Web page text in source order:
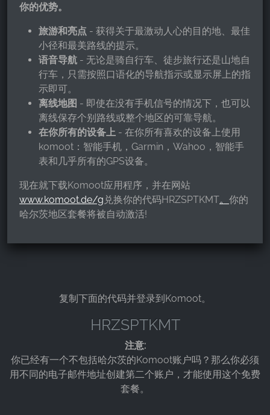
你的优势。
旅游和亮点 - 获得关于最激动人心的目的地、最佳
小径和最美路线的提示。
语音导航 - 无论是骑自行车、徒步旅行还是山地自
行车，只需按照口语化的导航指示或显示屏上的指
示即可。
离线地图 - 即使在没有手机信号的情况下，也可以
离线保存个别路线或整个地区的可靠导航。
在你所有的设备上 - 在你所有喜欢的设备上使用
komoot：智能手机，Garmin，Wahoo，智能手
表和几乎所有的GPS设备。
现在就下载Komoot应用程序，并在网站
www.komoot.de/g 兑换你的代码HRZSPTKMT。 你的
哈尔茨地区套餐将被自动激活!
复制下面的代码并登录到Komoot。
HRZSPTKMT
注意:
你已经有一个不包括哈尔茨的Komoot账户吗？那么你必须
用不同的电子邮件地址创建第二个账户，才能使用这个免费
套餐。
Provider:
Purpose:
广告测量和营销
Cookie duration:
3个月 - 1年
统计数据
统计Cookies以匿名方式收集信息。这些信息有助
Google Analytics
Purpose:
Cookie duration: